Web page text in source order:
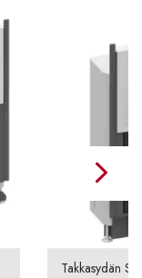
Takkasydän